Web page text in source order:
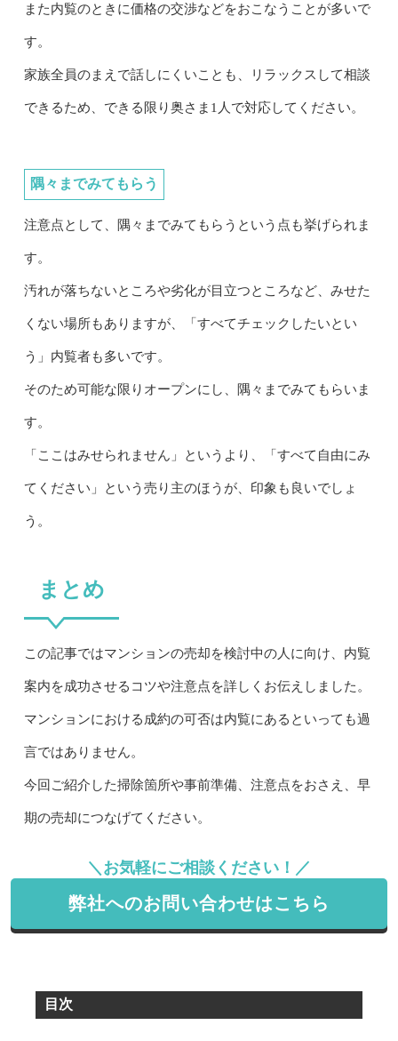
また内覧のときに価格の交渉などをおこなうことが多いで
す。
家族全員のまえで話しにくいことも、リラックスして相談
できるため、できる限り奥さま1人で対応してください。
隅々までみてもらう
注意点として、隅々までみてもらうという点も挙げられま
す。
汚れが落ちないところや劣化が目立つところなど、みせた
くない場所もありますが、「すべてチェックしたいとい
う」内覧者も多いです。
そのため可能な限りオープンにし、隅々までみてもらいま
す。
「ここはみせられません」というより、「すべて自由にみ
てください」という売り主のほうが、印象も良いでしょ
う。
まとめ
この記事ではマンションの売却を検討中の人に向け、内覧
案内を成功させるコツや注意点を詳しくお伝えしました。
マンションにおける成約の可否は内覧にあるといっても過
言ではありません。
今回ご紹介した掃除箇所や事前準備、注意点をおさえ、早
期の売却につなげてください。
＼お気軽にご相談ください！／
弊社へのお問い合わせはこちら
目次